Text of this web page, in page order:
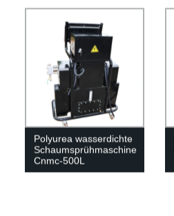
Polyurea wasserdichte
Schaumsprühmaschine
Cnmc-500L